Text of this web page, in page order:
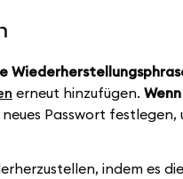
erneut hinzufügen.
neues Passwort
indem es